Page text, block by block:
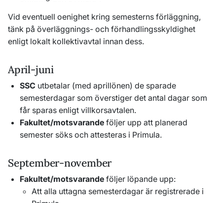
Vid eventuell oenighet kring semesterns förläggning,
tänk på överläggnings- och förhandlingsskyldighet
enligt lokalt kollektivavtal innan dess.
April-juni
SSC utbetalar (med aprillönen) de sparade
semesterdagar som överstiger det antal dagar som
får sparas enligt villkorsavtalen.
Fakultet/motsvarande följer upp att planerad
semester söks och attesteras i Primula.
September-november
Fakultet/motsvarande följer löpande upp:
Att alla uttagna semesterdagar är registrerade i